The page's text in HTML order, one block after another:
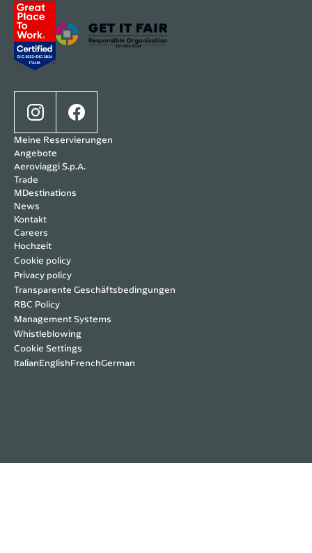
Meine Reservierungen
Angebote
Aeroviaggi S.p.A.
Trade
MDestinations
News
Kontakt
Careers
Hochzeit
Cookie policy
Privacy policy
Transparente Geschäftsbedingungen
RBC Policy
Management Systems
Whistleblowing
Cookie Settings
ItalianEnglishFrenchGerman